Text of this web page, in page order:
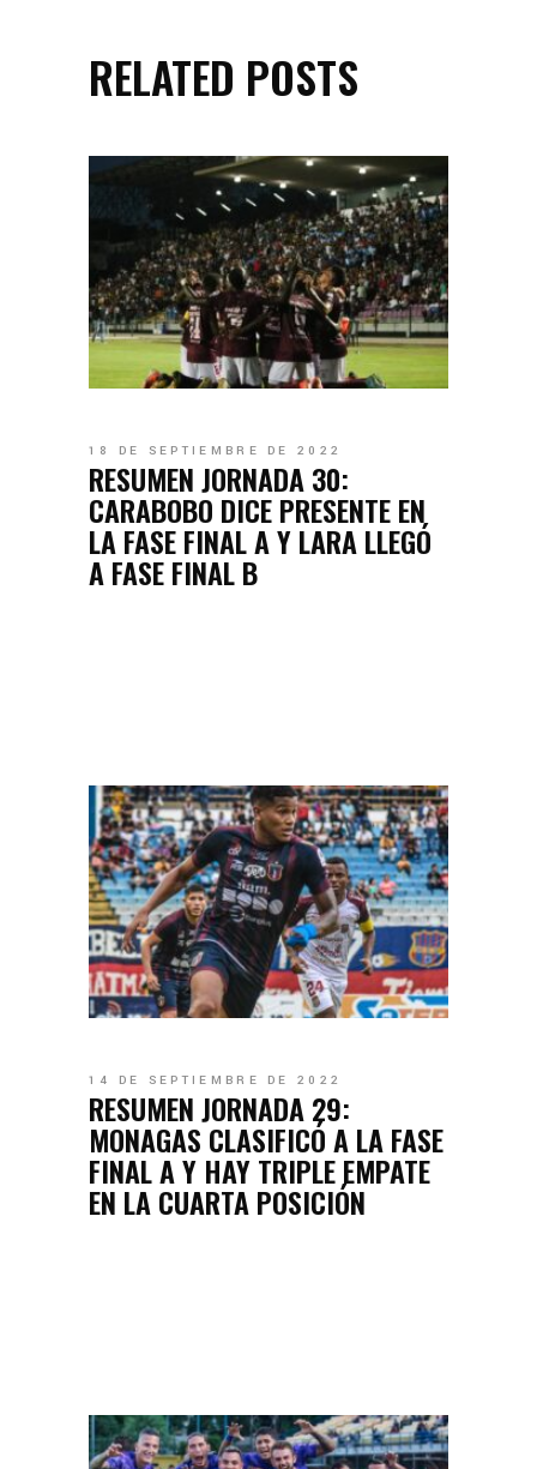
RELATED POSTS
18 DE SEPTIEMBRE DE 2022
RESUMEN JORNADA 30:
CARABOBO DICE PRESENTE EN
LA FASE FINAL A Y LARA LLEGÓ
A FASE FINAL B
14 DE SEPTIEMBRE DE 2022
RESUMEN JORNADA 29:
MONAGAS CLASIFICÓ A LA FASE
FINAL A Y HAY TRIPLE EMPATE
EN LA CUARTA POSICIÓN